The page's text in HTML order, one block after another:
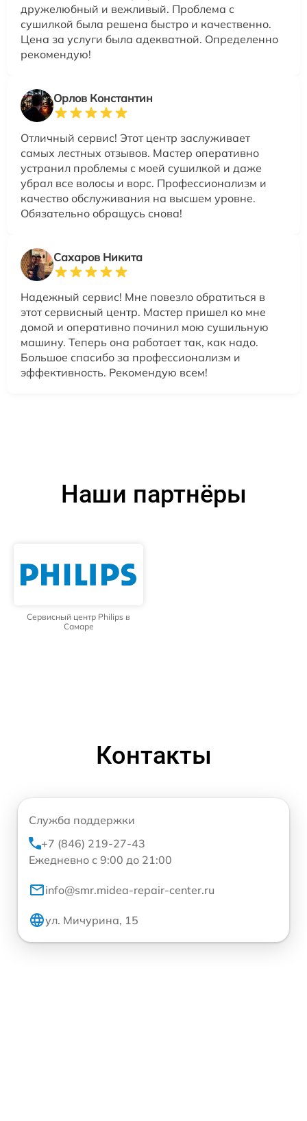
дружелюбный и вежливый. Проблема с
сушилкой была решена быстро и качественно.
Цена за услуги была адекватной. Определенно
рекомендую!
Орлов Константин
Отличный сервис! Этот центр заслуживает
самых лестных отзывов. Мастер оперативно
устранил проблемы с моей сушилкой и даже
убрал все волосы и ворс. Профессионализм и
качество обслуживания на высшем уровне.
Обязательно обращусь снова!
Сахаров Никита
Надежный сервис! Мне повезло обратиться в
этот сервисный центр. Мастер пришел ко мне
домой и оперативно починил мою сушильную
машину. Теперь она работает так, как надо.
Большое спасибо за профессионализм и
эффективность. Рекомендую всем!
Наши партнёры
Сервисный центр Philips в
Самаре
Контакты
Служба поддержки
+7 (846) 219-27-43
Ежедневно с 9:00 до 21:00
info@smr.midea-repair-center.ru
ул. Мичурина, 15